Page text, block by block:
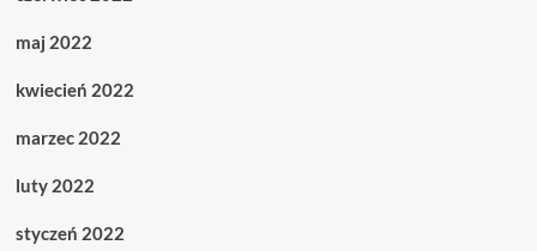
maj 2022
kwiecień 2022
marzec 2022
luty 2022
styczeń 2022